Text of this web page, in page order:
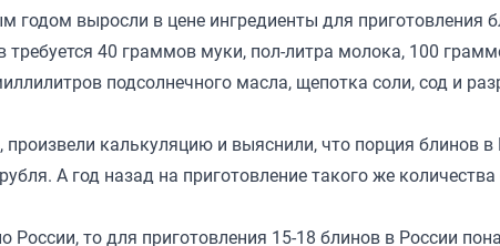
годом выросли в цене ингредиенты для приготовления
требуется 40 граммов муки, пол-литра молока, 100
подсолнечного масла, щепотка соли, сод и
произвели калькуляцию и выяснили, что порция блинов
А год назад на приготовление такого же
России, то для приготовления 15-18 блинов в России